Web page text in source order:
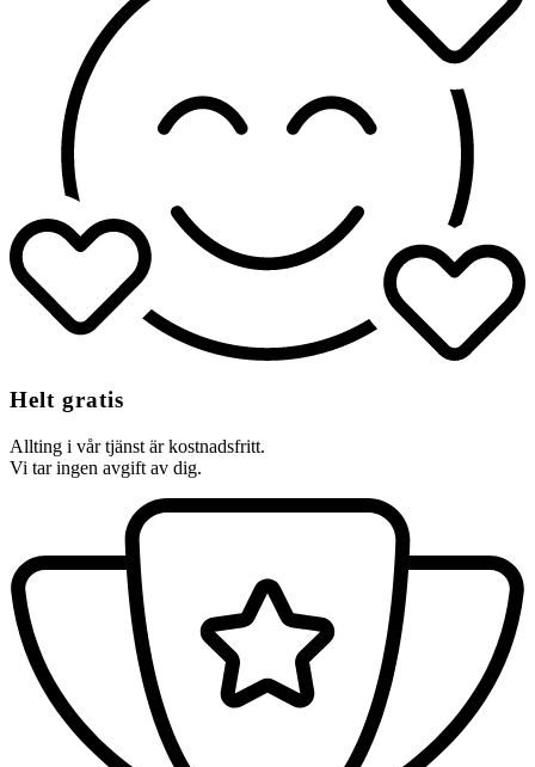
Helt gratis
Allting i vår tjänst är kostnadsfritt.
Vi tar ingen avgift av dig.